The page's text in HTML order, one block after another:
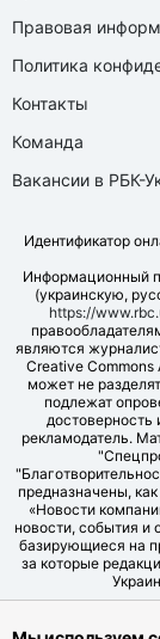
Правовая
Политика
Контакты
Команда
Вакансии в РБК-
Идентификатор
Информационный
(украинскую,
https://
являются
Creative
может не
подлежат
достоверность
рекламодатель.
предназначены,
«Новости
новости, события и
базирующиеся на
за которые